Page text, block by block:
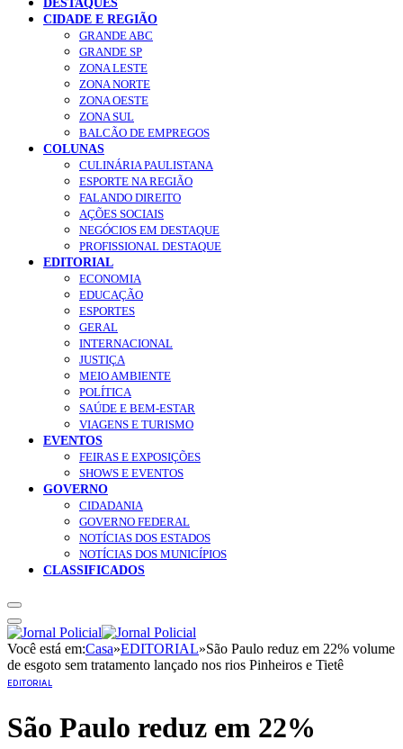
CIDADE E REGIÃO
GRANDE ABC
GRANDE SP
ZONA LESTE
ZONA NORTE
ZONA OESTE
ZONA SUL
BALCÃO DE EMPREGOS
COLUNAS
CULINÁRIA PAULISTANA
ESPORTE NA REGIÃO
FALANDO DIREITO
AÇÕES SOCIAIS
NEGÓCIOS EM DESTAQUE
PROFISSIONAL DESTAQUE
EDITORIAL
ECONOMIA
EDUCAÇÃO
ESPORTES
GERAL
INTERNACIONAL
JUSTIÇA
MEIO AMBIENTE
POLÍTICA
SAÚDE E BEM-ESTAR
VIAGENS E TURISMO
EVENTOS
FEIRAS E EXPOSIÇÕES
SHOWS E EVENTOS
GOVERNO
CIDADANIA
GOVERNO FEDERAL
NOTÍCIAS DOS ESTADOS
NOTÍCIAS DOS MUNICÍPIOS
CLASSIFICADOS
Você está em:Casa»EDITORIAL»São Paulo reduz em 22% volume
de esgoto sem tratamento lançado nos rios Pinheiros e Tietê
EDITORIAL
São Paulo reduz em 22%